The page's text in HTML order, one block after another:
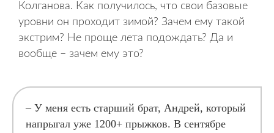
Колганова. Как получилось, что свои базовые
уровни он проходит зимой? Зачем ему такой
экстрим? Не проще лета подождать? Да и
вообще – зачем ему это?
– У меня есть старший брат, Андрей, который
напрыгал уже 1200+ прыжков. В сентябре